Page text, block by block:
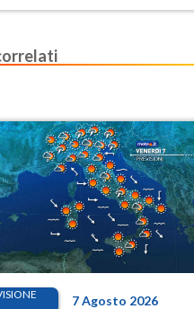
7 Agosto 2026